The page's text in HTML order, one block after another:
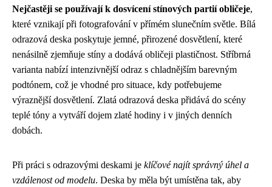
Nejčastěji se používají k dosvícení stínových partií obličeje,
které vznikají při fotografování v přímém slunečním světle. Bílá
odrazová deska poskytuje jemné, přirozené dosvětlení, které
nenásilně zjemňuje stíny a dodává obličeji plastičnost. Stříbrná
varianta nabízí intenzivnější odraz s chladnějším barevným
podtónem, což je vhodné pro situace, kdy potřebujeme
výraznější dosvětlení. Zlatá odrazová deska přidává do scény
teplé tóny a vytváří dojem zlaté hodiny i v jiných denních
dobách.
Při práci s odrazovými deskami je klíčové najít správný úhel a
vzdálenost od modelu. Deska by měla být umístěna tak, aby